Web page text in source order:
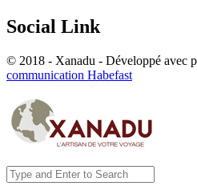
Social Link
© 2018 - Xanadu - Développé avec
communication Habefast